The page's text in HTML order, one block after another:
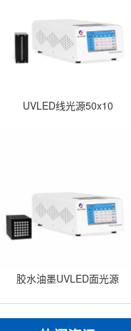
UVLED线光源50x10
胶水油墨UVLED面光源
100x100 瞬间固化面光源UV
固